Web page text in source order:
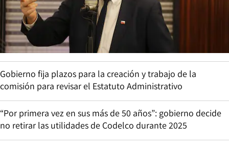
Gobierno fija plazos para la creación y trabajo de la
comisión para revisar el Estatuto Administrativo
“Por primera vez en sus más de 50 años”: gobierno decide
no retirar las utilidades de Codelco durante 2025